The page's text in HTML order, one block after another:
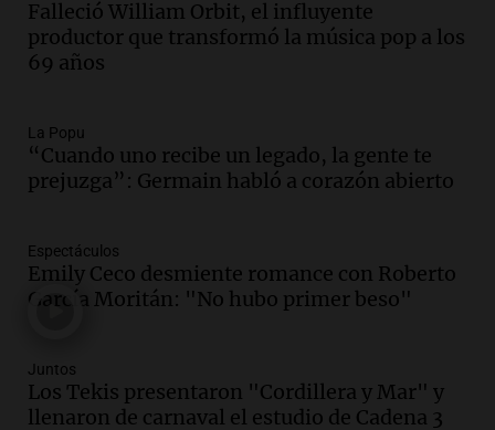
Audio. La inflación en Buenos Aires
alcanza el 2,9% en julio, generando
incertidumbre sobre el IPC nacional
Episodios
Audio.Descuentos de hasta 700.000
pesos en salarios docentes en Jujuy
Episodios
Audio.Docentes de Jujuy denuncian
descuentos de hasta 700.000 pesos en
Panorama Federal
Episodios
Audio.Siniestro vial en Salta: una mujer
Falleció William Orbit, el influyente
productor que transformó la música pop a los
69 años
La Popu
“Cuando uno recibe un legado, la gente te
prejuzga”: Germain habló a corazón abierto
Espectáculos
Emily Ceco desmiente romance con Roberto
García Moritán: "No hubo primer beso"
Juntos
Los Tekis presentaron "Cordillera y Mar" y
llenaron de carnaval el estudio de Cadena 3